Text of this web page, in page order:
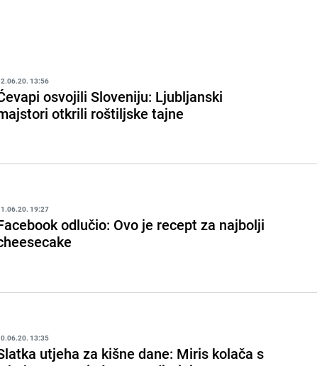
13:56
osvojili Sloveniju: Ljubljanski
otkrili roštiljske tajne
19:27
odlučio: Ovo je recept za najbolji
13:35
utjeha za kišne dane: Miris kolača s